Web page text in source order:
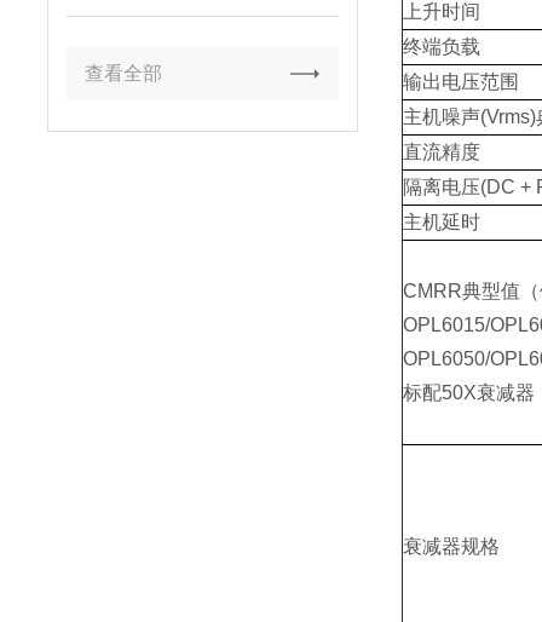
查看全部
上升时间
终端负载
输出电压范围
主机噪声(Vrms)
直流精度
隔离电压(DC +
主机延时
CMRR典型值
OPL6015/
OPL6050/
标配50X衰减器
衰减器规格